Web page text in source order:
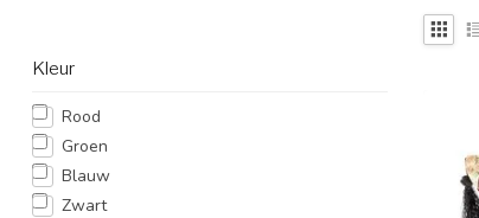
Kleur
Rood
Groen
Blauw
Zwart